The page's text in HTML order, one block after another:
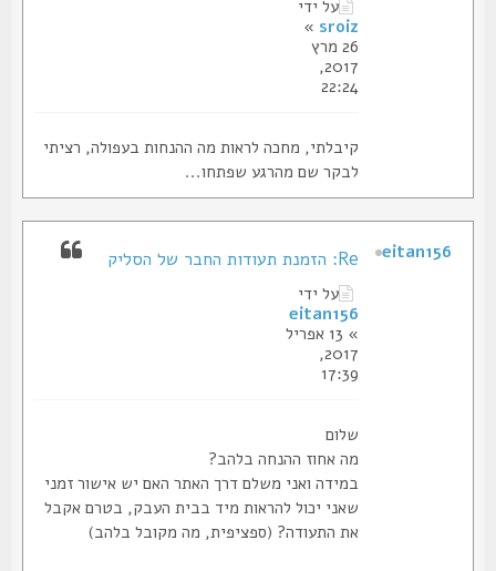
על ידי
sroiz
»
26 מרץ
2017,
22:24
קיבלתי, מחכה לראות מה ההנחות בעפולה, רציתי
לבקר שם מהרגע שפתחו...
Re: הזמנת תעודות החבר של הסליק
על ידי
eitan156
» 13 אפריל
2017,
17:39
מה אחוז ההנחה בלהב?
במידה ואני משלם דרך האתר האם יש אישור זמני
שאני יכול להראות מיד בבית העבק, בטרם אקבל
את התעודה? (ספציפית, מה מקובל בלהב)
eitan156